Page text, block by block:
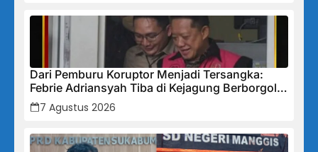
Dari Pemburu Koruptor Menjadi Tersangka:
Febrie Adriansyah Tiba di Kejagung Berborgol,
Bawa Map Biru dan Senyum Penuh Teka-teki
7 Agustus 2026